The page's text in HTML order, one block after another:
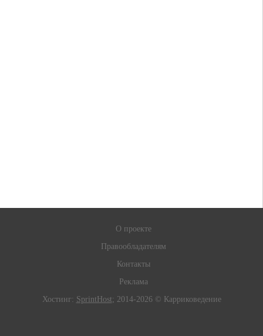
О проекте
Правообладателям
Контакты
Реклама
Хостинг: SprintHost; 2014-2026 © Карриковедение